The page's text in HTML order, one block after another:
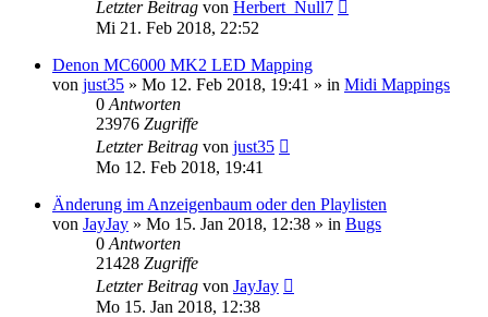
Letzter Beitrag von Herbert_Null7
Mi 21. Feb 2018, 22:52
Denon MC6000 MK2 LED Mapping
von just35 » Mo 12. Feb 2018, 19:41 » in Midi Mappings
0 Antworten
23976 Zugriffe
Letzter Beitrag von just35
Mo 12. Feb 2018, 19:41
Änderung im Anzeigenbaum oder den Playlisten
von JayJay » Mo 15. Jan 2018, 12:38 » in Bugs
0 Antworten
21428 Zugriffe
Letzter Beitrag von JayJay
Mo 15. Jan 2018, 12:38